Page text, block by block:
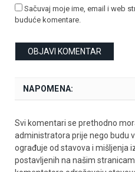
Sačuvaj moje ime, email i web
buduće komentare.
NAPOMENA:
Svi komentari se prethodno
administratora prije nego budu
ograđuje od stavova i mišljenja
postavljenih na našim